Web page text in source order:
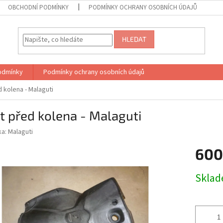
OBCHODNÍ PODMÍNKY PODMÍNKY OCHRANY OSOBNÍCH ÚDAJŮ
HLEDAT
Podmínky ochrany osobních údajů
kolena - Malaguti
před kolena - Malaguti
Malaguti
cena: